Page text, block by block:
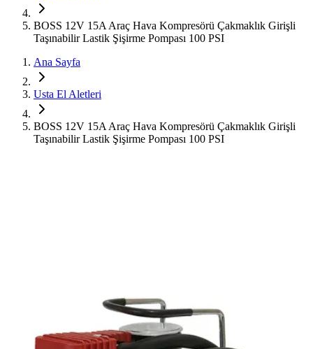
BOSS 12V 15A Araç Hava Kompresörü Çakmaklık Girişli
Taşınabilir Lastik Şişirme Pompası 100 PSI
Ana Sayfa
Usta El Aletleri
BOSS 12V 15A Araç Hava Kompresörü Çakmaklık Girişli
Taşınabilir Lastik Şişirme Pompası 100 PSI